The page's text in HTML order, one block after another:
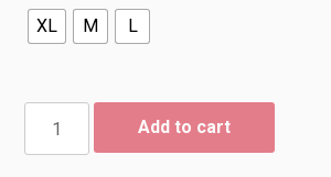
XL M L
Add to cart